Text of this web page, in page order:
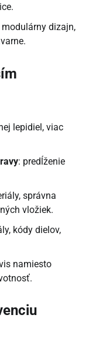
dizajn,
lepidiel, viac
: predĺženie
správna
vložiek.
kódy dielov,
namiesto